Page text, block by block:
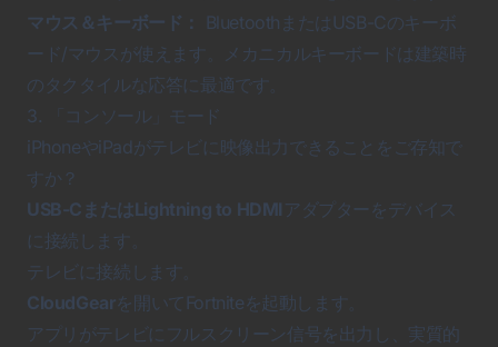
マウス＆キーボード：
BluetoothまたはUSB-Cのキーボ
ード/マウスが使えます。メカニカルキーボードは建築時
のタクタイルな応答に最適です。
3. 「コンソール」モード
iPhoneやiPadがテレビに映像出力できることをご存知で
すか？
USB-CまたはLightning to HDMI アダプターをデバイス
に接続します。
テレビに接続します。
CloudGearを開いてFortniteを起動します。
アプリがテレビにフルスクリーン信号を出力し、実質的